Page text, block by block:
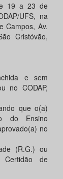
19 a 23 de
UFS, na
Campos, Av.
Cristóvão,
e sem
no CODAP,
que o(a)
do Ensino
no
(R.G.) ou
de